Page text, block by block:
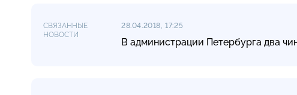
СВЯЗАННЫЕ
НОВОСТИ
28.04.2018, 17:25
В администрации Петербурга два